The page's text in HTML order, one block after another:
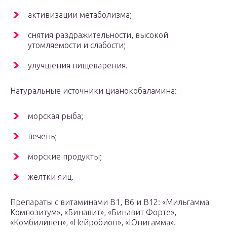
активизации метаболизма;
снятия раздражительности, высокой
утомляемости и слабости;
улучшения пищеварения.
Натуральные источники цианокобаламина:
морская рыба;
печень;
морские продукты;
желтки яиц.
Препараты с витаминами В1, В6 и В12: «Мильгамма
Композитум», «Бинавит», «Бинавит Форте»,
«Комбилипен», «Нейробион», «Юнигамма».